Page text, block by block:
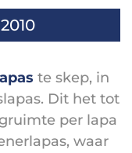
2010
te skep, in
Dit het tot
per lapa
waar